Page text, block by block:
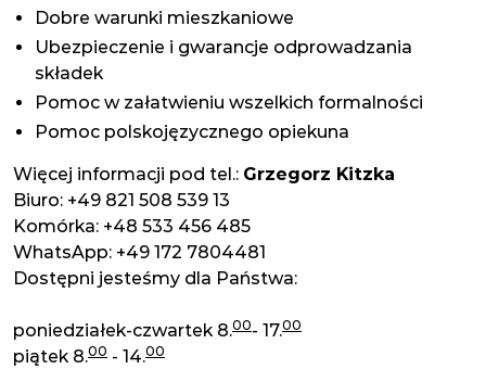
Dobre warunki mieszkaniowe
Ubezpieczenie i gwarancje odprowadzania
składek
Pomoc w załatwieniu wszelkich formalności
Pomoc polskojęzycznego opiekuna
Więcej informacji pod tel.: Grzegorz Kitzka
Biuro: +49 821 508 539 13
Komórka: +48 533 456 485
WhatsApp: +49 172 7804481
Dostępni jesteśmy dla Państwa:
poniedziałek-czwartek 8.00- 17.00
piątek 8.00 - 14.00